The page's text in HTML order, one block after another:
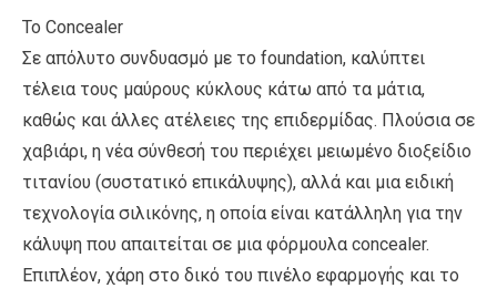
Το Concealer
Σε απόλυτο συνδυασμό με το foundation, καλύπτει
τέλεια τους μαύρους κύκλους κάτω από τα μάτια,
καθώς και άλλες ατέλειες της επιδερμίδας. Πλούσια σε
χαβιάρι, η νέα σύνθεσή του περιέχει μειωμένο διοξείδιο
τιτανίου (συστατικό επικάλυψης), αλλά και μια ειδική
τεχνολογία σιλικόνης, η οποία είναι κατάλληλη για την
κάλυψη που απαιτείται σε μια φόρμουλα concealer.
Επιπλέον, χάρη στο δικό του πινέλο εφαρμογής και το